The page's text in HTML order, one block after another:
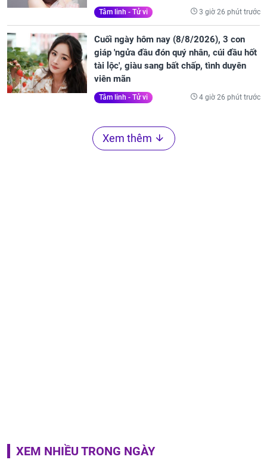
Tâm linh - Tử vi 3 giờ 26 phút trước
Cuối ngày hôm nay (8/8/2026), 3 con
giáp 'ngửa đầu đón quý nhân, cúi đầu hốt
tài lộc', giàu sang bất chấp, tình duyên
viên mãn
Tâm linh - Tử vi 4 giờ 26 phút trước
Xem thêm
XEM NHIỀU TRONG NGÀY